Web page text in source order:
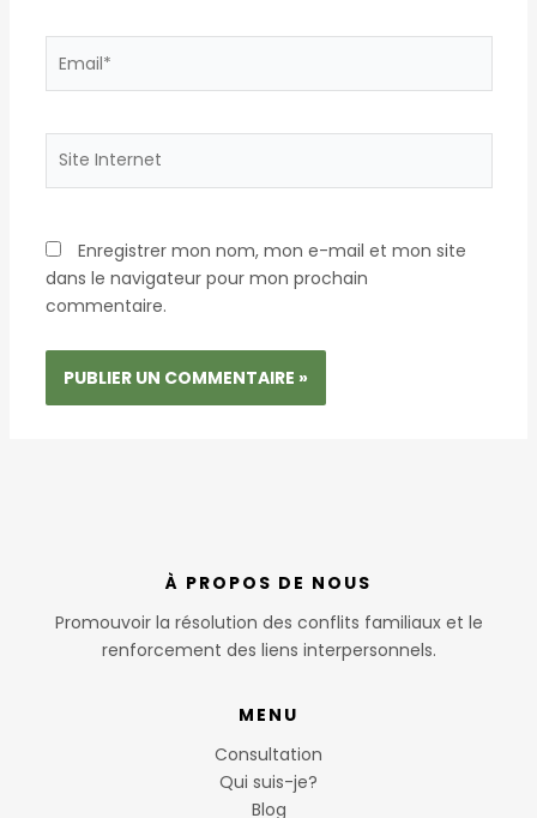
Internet
Enregistrer mon nom, mon e-mail et mon site
dans le navigateur pour mon prochain
commentaire.
À PROPOS DE NOUS
Promouvoir la résolution des conflits familiaux et le
renforcement des liens interpersonnels.
MENU
Consultation
Qui suis-je?
Blog